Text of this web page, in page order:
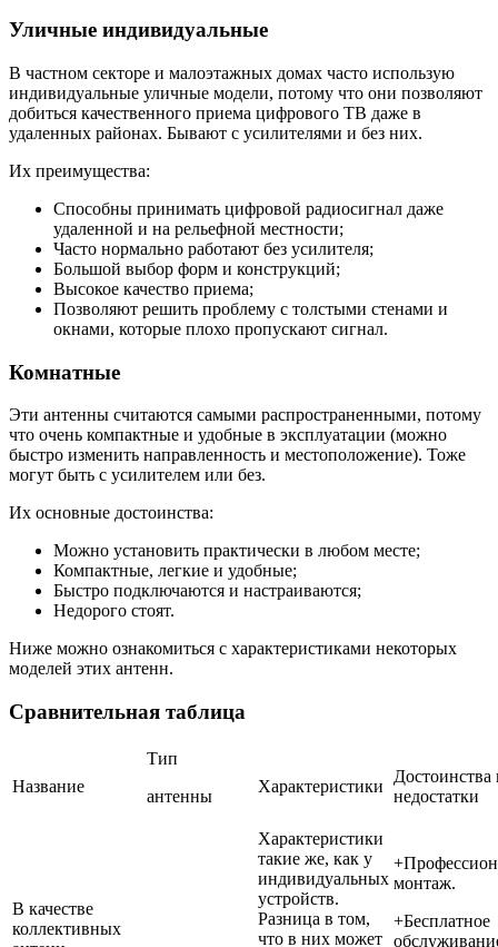
Уличные индивидуальные
В частном секторе и малоэтажных домах часто использую
индивидуальные уличные модели, потому что они позволяют
добиться качественного приема цифрового ТВ даже в
удаленных районах. Бывают с усилителями и без них.
Их преимущества:
Способны принимать цифровой радиосигнал даже
удаленной и на рельефной местности;
Часто нормально работают без усилителя;
Большой выбор форм и конструкций;
Высокое качество приема;
Позволяют решить проблему с толстыми стенами и
окнами, которые плохо пропускают сигнал.
Комнатные
Эти антенны считаются самыми распространенными, потому
что очень компактные и удобные в эксплуатации (можно
быстро изменить направленность и местоположение). Тоже
могут быть с усилителем или без.
Их основные достоинства:
Можно установить практически в любом месте;
Компактные, легкие и удобные;
Быстро подключаются и настраиваются;
Недорого стоят.
Ниже можно ознакомиться с характеристиками некоторых
моделей этих антенн.
Сравнительная таблица
Название
Тип
антенны
Характеристики
Достоинства
недостатки
В качестве
коллективных
Характеристики
такие же, как у
индивидуальных
устройств.
Разница в том,
что в них может
монтаж.
+Бесплатное